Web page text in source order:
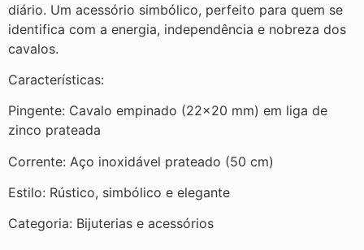
diário. Um acessório simbólico, perfeito para quem se
identifica com a energia, independência e nobreza dos
cavalos.
Características:
Pingente: Cavalo empinado (22×20 mm) em liga de
zinco prateada
Corrente: Aço inoxidável prateado (50 cm)
Estilo: Rústico, simbólico e elegante
Categoria: Bijuterias e acessórios